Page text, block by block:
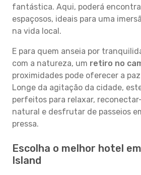
fantástica. Aqui, poderá
espaçosos, ideais para uma
na vida local.
E para quem anseia por
com a natureza, um retiro no
proximidades pode oferecer a
Longe da agitação da cidade,
perfeitos para relaxar,
natural e desfrutar de passeios
pressa.
Escolha o melhor hotel
Island